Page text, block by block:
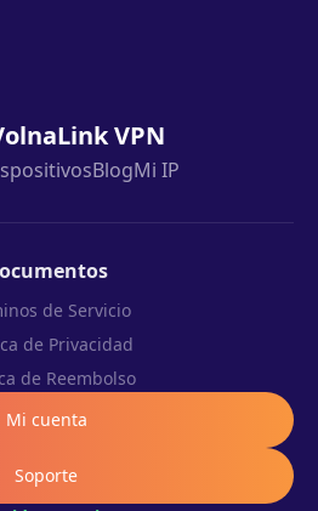
VPN
BlogMi IP
de Servicio
de Privacidad
de Reembolso
Mi cuenta
Soporte